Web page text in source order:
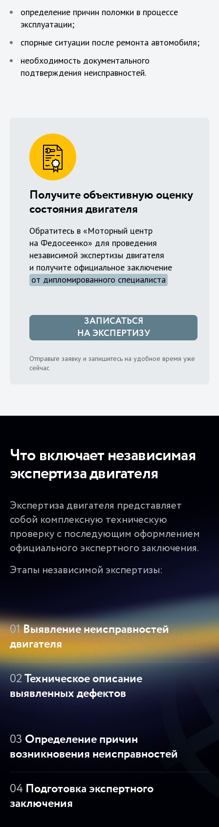
определение причин поломки в процессе
эксплуатации;
спорные ситуации после ремонта автомобиля;
необходимость документального
подтверждения неисправностей.
Получите объективную оценку
состояния двигателя
Обратитесь в «Моторный центр
на Федосеенко» для проведения
независимой экспертизы двигателя
и получите официальное заключение
от дипломированного специалиста
ЗАПИСАТЬСЯ
НА ЭКСПЕРТИЗУ
Отправьте заявку и запишитесь на удобное время уже
сейчас
Что включает независимая
экспертиза двигателя
Экспертиза двигателя представляет
собой комплексную техническую
проверку с последующим оформлением
официального экспертного заключения.
Этапы независимой экспертизы:
01Выявление неисправностей
двигателя
02Техническое описание
выявленных дефектов
03 Определение причин
возникновения неисправностей
04 Подготовка экспертного
заключения